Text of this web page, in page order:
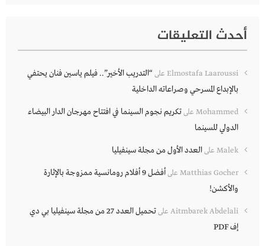
أحدث التعليقات
Elmostafa Laaroussi على“التدريب الأخير”.. فيلم ياسين فنان يحتفي
بالإبداع المسرحي وصراعاته الداخلية
Mohammed علىتكريم نجوم السينما في افتتاح مهرجان الدار البيضاء
الدولي للسينما
Malek علىالعدد الأول من مجلة سينفيليا
Matthias Gocher على
أفضل 9 أفلام رومانسية ممزوجة بالإثارة
والأكشن!
Aitmbarek Abdelali على
تحميل العدد 27 من مجلة سينفيليا بي دي
إف PDF